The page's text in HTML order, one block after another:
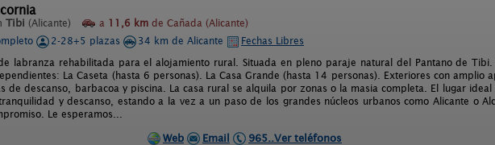
Tibi (Alicante) a 11,6 km de Cañada (Alicante)
2-28+5 plazas 34 km de Alicante
Fechas Libres
labranza rehabilitada para el alojamiento rural. Situada en pleno paraje natural del Pantano de
La Caseta (hasta 6 personas). La Casa Grande (hasta 14 personas). Exteriores con amplio
de descanso, barbacoa y piscina. La casa rural se alquila por zonas o la masia completa. El lugar
y descanso, estando a la vez a un paso de los grandes núcleos urbanos como Alicante o
Le esperamos...
Web
Email 965..Ver teléfonos